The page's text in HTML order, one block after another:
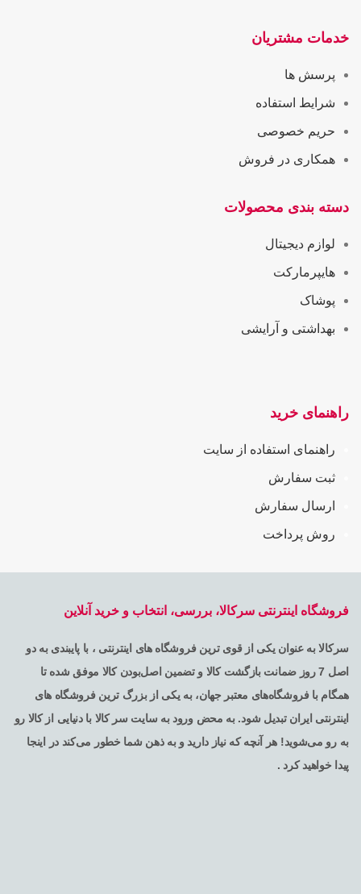
خدمات مشتریان
پرسش ها
شرایط استفاده
حریم خصوصی
همکاری در فروش
دسته بندی محصولات
لوازم دیجیتال
هایپرمارکت
پوشاک
بهداشتی و آرایشی
راهنمای خرید
راهنمای استفاده از سایت
ثبت سفارش
ارسال سفارش
روش پرداخت
فروشگاه اینترنتی سرکالا، بررسی، انتخاب و خرید آنلاین
سرکالا به عنوان یکی از قوی ترین فروشگاه های اینترنتی ، با پایبندی به دو
اصل 7 روز ضمانت بازگشت کالا و تضمین اصل‌بودن کالا موفق شده تا
همگام با فروشگاه‌های معتبر جهان، به یکی از بزرگ ترین فروشگاه های
اینترنتی ایران تبدیل شود. به محض ورود به سایت سر کالا با دنیایی از کالا رو
به رو می‌شوید! هر آنچه که نیاز دارید و به ذهن شما خطور می‌کند در اینجا
پیدا خواهید کرد .